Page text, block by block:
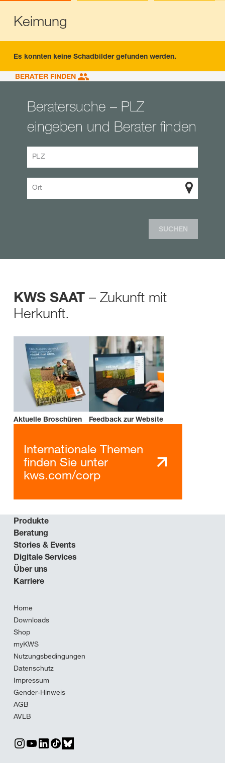
Keimung
Es konnten keine Schadbilder gefunden werden.
BERATER FINDEN
Beratersuche – PLZ
eingeben und Berater finden
PLZ
Ort
SUCHEN
KWS SAAT – Zukunft mit
Herkunft.
Aktuelle Broschüren Feedback zur Website
Internationale Themen
finden Sie unter
kws.com/corp
Produkte
Beratung
Stories & Events
Digitale Services
Über uns
Karriere
Home
Downloads
Shop
myKWS
Nutzungsbedingungen
Datenschutz
Impressum
Gender-Hinweis
AGB
AVLB